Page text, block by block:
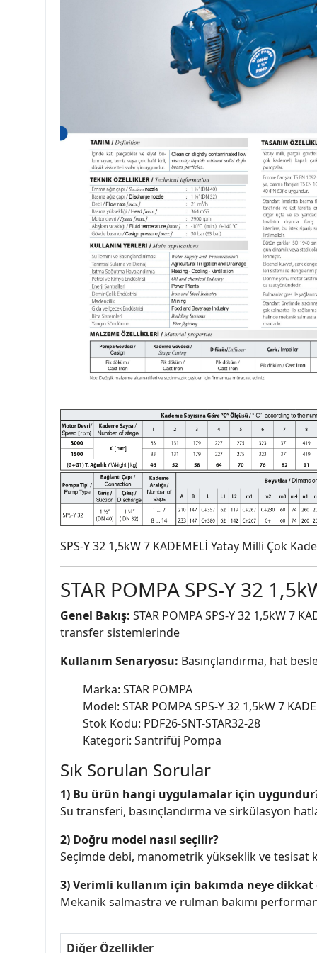
SPS-Y 32 1,5kW 7 KADEMELİ Yatay Milli Çok
STAR POMPA SPS-Y 32
Genel Bakış: STAR POMPA SPS-Y 32 1,5kW 7
transfer sistemlerinde
Kullanım Senaryosu: Basınçlandırma, hat
Marka: STAR POMPA
Model: STAR POMPA SPS-Y 32 1,5kW 7
Stok Kodu: PDF26-SNT-STAR32-28
Kategori: Santrifüj Pompa
Sık Sorulan Sorular
1) Bu ürün hangi uygulamalar için
Su transferi, basınçlandırma ve sirkülasyon
2) Doğru model nasıl seçilir?
Seçimde debi, manometrik yükseklik ve tesisat
3) Verimli kullanım için bakımda neye
Mekanik salmastra ve rulman bakımı
Diğer Özellikler